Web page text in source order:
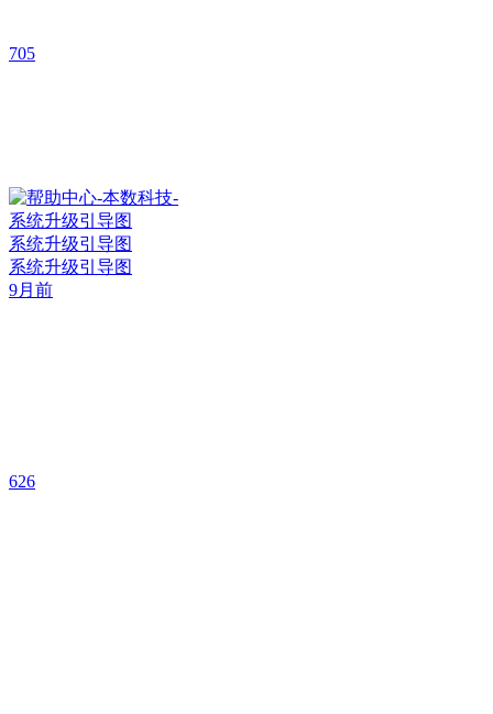
705
系统升级引导图
系统升级引导图
9月前
626